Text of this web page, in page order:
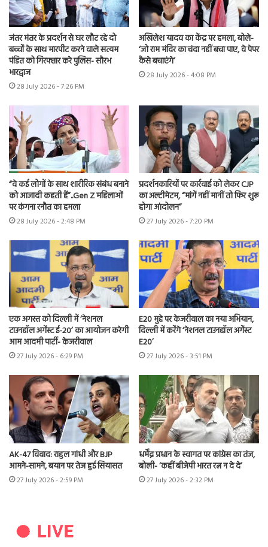
जंतर मंतर के प्रदर्शन से घर लौट रहे दो
बच्चों के साथ मारपीट करने वाले सत्यम
पंडित को गिरफ्तार करे पुलिस- सौरभ
भारद्वाज
28 July 2026 - 7:26 PM
अखिलेश यादव का केंद्र पर हमला, बोले-
‘जो राम मंदिर का चंदा नहीं बचा पाए, वे पेपर
कैसे बचाएंगे’
28 July 2026 - 4:08 PM
“वे कई लोगों के साथ शारीरिक संबंध बनाने
को आजादी कहती हैं”..Gen Z महिलाओं
पर कंगना रनौत का हमला
28 July 2026 - 2:48 PM
प्रदर्शनकारियों पर कार्रवाई को लेकर CJP
का अल्टीमेटम, “मांगें नहीं मानीं तो फिर शुरू
होगा आंदोलन”
27 July 2026 - 7:20 PM
एक अगस्त को दिल्ली में ‘नेशनल
टाउनहॉल अगेंस्ट ई-20’ का आयोजन करेगी
आम आदमी पार्टी- केजरीवाल
27 July 2026 - 6:29 PM
E20 मुद्दे पर केजरीवाल का नया अभियान,
दिल्ली में करेंगे ‘नेशनल टाउनहॉल अगेंस्ट
E20’
27 July 2026 - 3:51 PM
AK-47 विवाद: राहुल गांधी और BJP
आमने-सामने, बयान पर तेज हुई सियासत
27 July 2026 - 2:59 PM
धर्मेंद्र प्रधान के स्वागत पर कांग्रेस का तंज,
बोली- ‘कहीं बीजेपी भारत रत्न न दे दे’
27 July 2026 - 2:32 PM